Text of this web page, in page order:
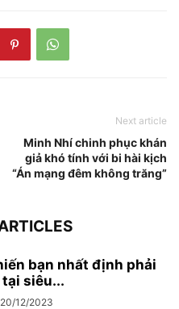
Next article
Minh Nhí chinh phục khán
giả khó tính với bi hài kịch
“Án mạng đêm không trăng”
bạn nhất định phải
siêu...
20/12/2023